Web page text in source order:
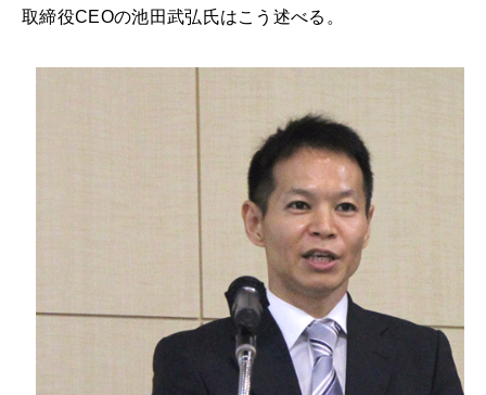
取締役CEOの池田武弘氏はこう述べる。